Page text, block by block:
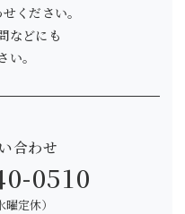
ください。
などにも
い。
合わせ
0510
定休）